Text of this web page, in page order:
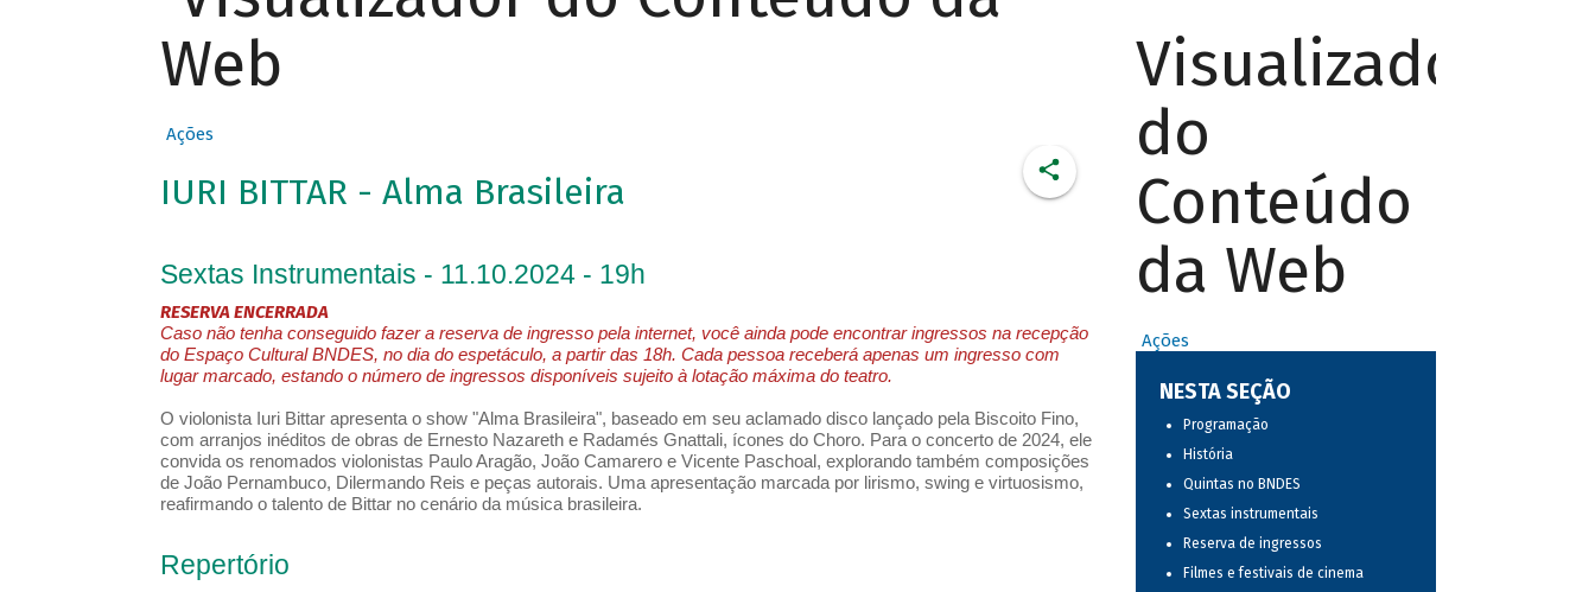
Web
Ações
IURI BITTAR - Alma Brasileira
Sextas Instrumentais - 11.10.2024 - 19h
RESERVA ENCERRADA
Caso não tenha conseguido fazer a reserva de ingresso pela internet, você ainda pode encontrar ingressos na recepção
do Espaço Cultural BNDES, no dia do espetáculo, a partir das 18h. Cada pessoa receberá apenas um ingresso com
lugar marcado, estando o número de ingressos disponíveis sujeito à lotação máxima do teatro.
O violonista Iuri Bittar apresenta o show "Alma Brasileira", baseado em seu aclamado disco lançado pela Biscoito Fino,
com arranjos inéditos de obras de Ernesto Nazareth e Radamés Gnattali, ícones do Choro. Para o concerto de 2024, ele
convida os renomados violonistas Paulo Aragão, João Camarero e Vicente Paschoal, explorando também composições
de João Pernambuco, Dilermando Reis e peças autorais. Uma apresentação marcada por lirismo, swing e virtuosismo,
reafirmando o talento de Bittar no cenário da música brasileira.
Repertório
Visualizador
do
Conteúdo
da Web
Ações
NESTA SEÇÃO
Programação
História
Quintas no BNDES
Sextas instrumentais
Reserva de ingressos
Filmes e festivais de cinema